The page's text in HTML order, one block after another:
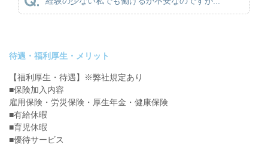
待遇・福利厚生・メリット
【福利厚生・待遇】※弊社規定あり
■保険加入内容
雇用保険・労災保険・厚生年金・健康保険
■有給休暇
■育児休暇
■優待サービス